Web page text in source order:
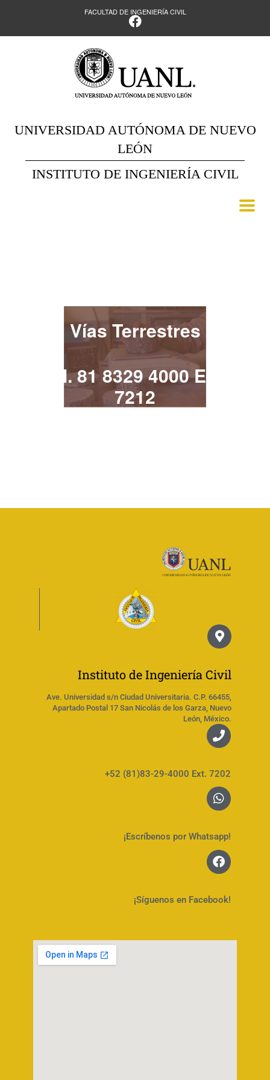
FACULTAD DE INGENIERÍA CIVIL
UNIVERSIDAD AUTÓNOMA DE NUEVO
LEÓN
INSTITUTO DE INGENIERÍA CIVIL
Vías Terrestres
Tel. 81 8329 4000 Ext.
7212
Instituto de Ingeniería Civil
Ave. Universidad s/n Ciudad Universitaria. C.P. 66455,
Apartado Postal 17 San Nicolás de los Garza, Nuevo
León, México.
+52 (81)83-29-4000 Ext. 7202
¡Escríbenos por Whatsapp!
¡Síguenos en Facebook!